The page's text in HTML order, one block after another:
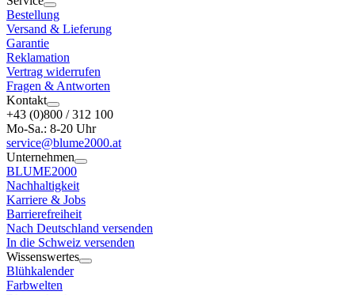
Bestellung
Versand & Lieferung
Garantie
Reklamation
Vertrag widerrufen
Fragen & Antworten
Kontakt
+43 (0)800 / 312 100
Mo-Sa.: 8-20 Uhr
service@blume2000.at
Unternehmen
BLUME2000
Nachhaltigkeit
Karriere & Jobs
Barrierefreiheit
Nach Deutschland versenden
In die Schweiz versenden
Wissenswertes
Blühkalender
Farbwelten